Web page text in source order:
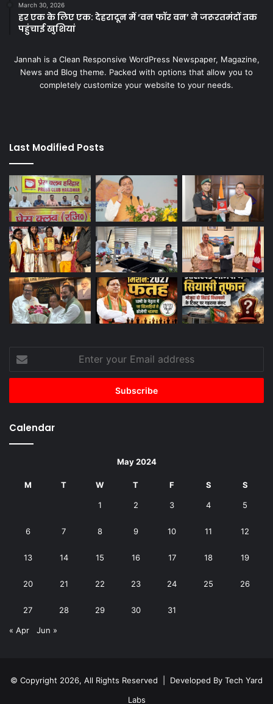
March 30, 2026
हर एक के लिए एक: देहरादून में ‘वन फॉर वन’ ने जरूरतमंदों तक
पहुंचाई खुशियां
Jannah is a Clean Responsive WordPress Newspaper, Magazine,
News and Blog theme. Packed with options that allow you to
completely customize your website to your needs.
Last Modified Posts
your
Email
Calendar
May 2024
M T W T F S S
1 2 3 4 5
6 7 8 9 10 11 12
13 14 15 16 17 18 19
20 21 22 23 24 25 26
27 28 29 30 31
« Apr Jun »
© Copyright 2026, All Rights Reserved | Developed By Tech Yard
Labs